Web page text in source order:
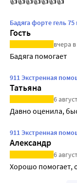
Бадяга форте гель 75
Гость
вчера
Бадяга помогает
911 Экстренная
Татьяна
6
Давно оценила,
911 Экстренная
Александр
6
Хорошо помогает,